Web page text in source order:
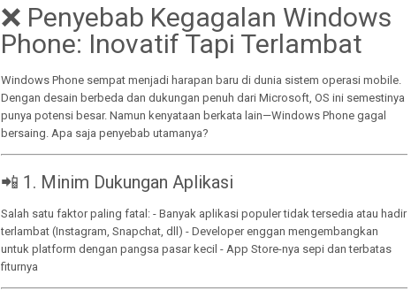
❌ Penyebab Kegagalan Windows
Phone: Inovatif Tapi Terlambat
Windows Phone sempat menjadi harapan baru di dunia sistem operasi mobile.
Dengan desain berbeda dan dukungan penuh dari Microsoft, OS ini semestinya
punya potensi besar. Namun kenyataan berkata lain—Windows Phone gagal
bersaing. Apa saja penyebab utamanya?
📲 1. Minim Dukungan Aplikasi
Salah satu faktor paling fatal: - Banyak aplikasi populer tidak tersedia atau hadir
terlambat (Instagram, Snapchat, dll) - Developer enggan mengembangkan
untuk platform dengan pangsa pasar kecil - App Store-nya sepi dan terbatas
fiturnya